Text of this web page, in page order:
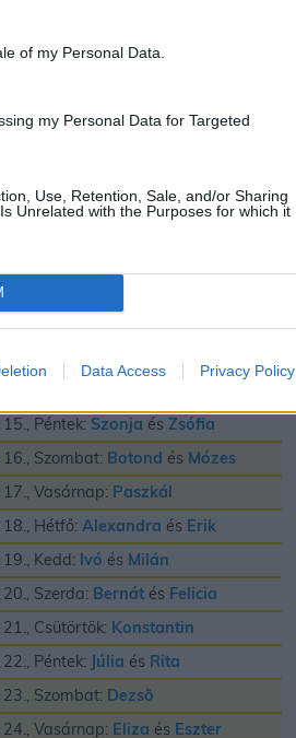
of my Personal Data.
my Personal Data for Targeted
Use, Retention, Sale, and/or Sharing
Unrelated with the Purposes for which it
Data Access Privacy Policy
4., Hétfő:Flórián ésMónika
6., Szerda:FridaésIvett
8., Péntek:Mihály
9., Szombat:Gergely
Hétfő:
Péntek: Szonja és Zsófia
16., Szombat: Botond és Mózes
17., Vasárnap: Paszkál
18., Hétfő: Alexandra és Erik
Kedd: Ivó és Milán
Szerda: Bernátés Felicia
21., Csütörtök: Konstantin
Péntek: Júlia és Rita
23., Szombat: Dezsõ
24., Vasárnap: Eliza és Eszter